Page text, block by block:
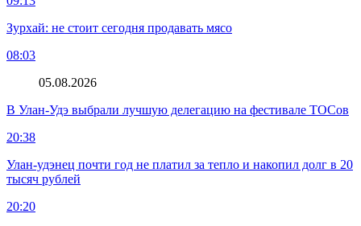
Зурхай: не стоит сегодня продавать мясо
08:03
05.08.2026
В Улан-Удэ выбрали лучшую делегацию на фестивале ТОСов
20:38
Улан-удэнец почти год не платил за тепло и накопил долг в 20
тысяч рублей
20:20